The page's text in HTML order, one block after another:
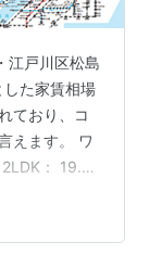
江戸川区松島
た家賃相場
ており、コ
えます。 ワ
： 19.8
ータを基に
ンション一